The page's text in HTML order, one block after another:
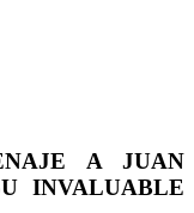
A JUAN
INVALUABLE